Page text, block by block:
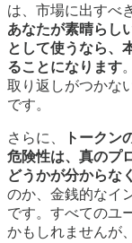
は、市場に出すべ
あなたが素晴らし
として使うなら、
ることになります
取り返しがつかな
です。
さらに、
トークン
危険性は、真のプ
どうかが分からな
のか、金銭的なイ
です。すべてのユ
かもしれませんが